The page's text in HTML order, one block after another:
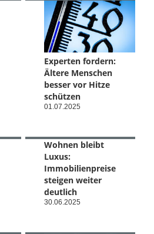
Experten fordern:
Ältere Menschen
besser vor Hitze
schützen
01.07.2025
Wohnen bleibt
Luxus:
Immobilienpreise
steigen weiter
deutlich
30.06.2025